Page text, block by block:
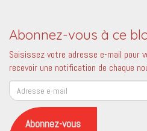
Abonnez-vous à ce
Saisissez votre adresse e-mail pour
recevoir une notification de chaque
Adresse
e-
mail
Abonnez-vous